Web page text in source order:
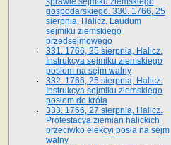
gospodarskiego. 330. 1766, 25
sierpnia, Halicz. Laudum
sejmiku ziemskiego
przedsejmowego
331. 1766, 25 sierpnia, Halicz.
Instrukcya sejmiku ziemskiego
posłom na sejm walny
332. 1766, 25 sierpnia, Halicz.
Instrukcya sejmiku ziemskiego
posłom do króla
333. 1766, 27 sierpnia, Halicz.
Protestacya ziemian halickich
przeciwko elekcyi posła na sejm
walny